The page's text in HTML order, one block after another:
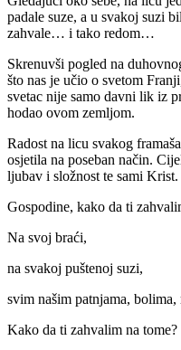
padale suze, a u svakoj suzi
zahvale… i tako redom…
Skrenuvši pogled na
što nas je učio o svetom
svetac nije samo davni lik iz
hodao ovom zemljom.
Radost na licu svakog
osjetila na poseban način.
ljubav i složnost te sami Krist.
Gospodine, kako da ti
Na svoj braći,
na svakoj puštenoj suzi,
svim našim patnjama,
Kako da ti zahvalim na tome?